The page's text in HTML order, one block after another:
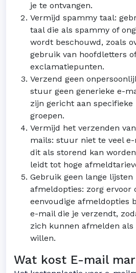
je te ontvangen.
Vermijd spammy taal:
taal die als spammy of
wordt beschouwd, zoals
gebruik van hoofdletters of
exclamatiepunten.
Verzend geen
stuur geen generieke e-
zijn gericht aan specifieke
groepen.
Vermijd het verzenden
mails: stuur niet te veel
dit als storend kan
leidt tot hoge
Gebruik geen lange lijsten
afmeldopties: zorg ervoor
eenvoudige afmeldopties
e-mail die je verzendt,
zich kunnen afmelden als
willen.
Wat kost E-mail